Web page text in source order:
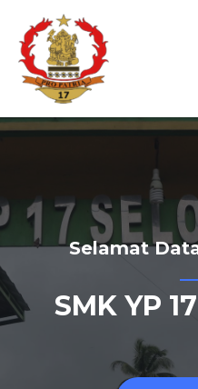
Selamat
SMK YP